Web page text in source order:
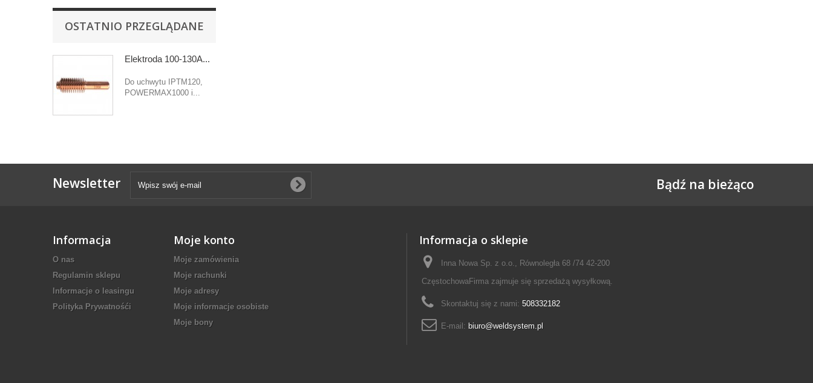
OSTATNIO PRZEGLĄDANE
Elektroda 100-130A...
Do uchwytu IPTM120,
POWERMAX1000 i...
Newsletter Bądź na bieżąco
Informacja
O nas
Regulamin sklepu
Informacje o leasingu
Polityka Prywatnośći
Moje konto
Moje zamówienia
Moje rachunki
Moje adresy
Moje informacje osobiste
Moje bony
Informacja o sklepie
Inna Nowa Sp. z o.o., Równoległa 68 /74 42-200
CzęstochowaFirma zajmuje się sprzedażą wysyłkową.
Skontaktuj się z nami: 508332182
E-mail: biuro@weldsystem.pl